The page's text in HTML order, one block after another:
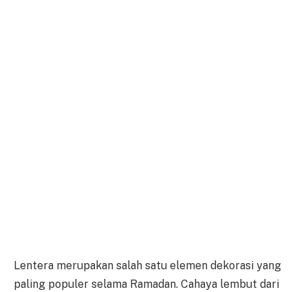
Lentera merupakan salah satu elemen dekorasi yang
paling populer selama Ramadan. Cahaya lembut dari